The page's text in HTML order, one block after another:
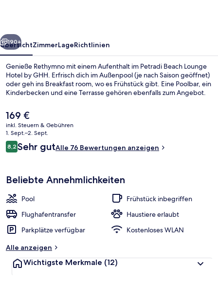
Terrasse/Patio
Weiter
190+
ÜbersichtZimmerLageRichtlinien
Genieße Rethymno mit einem Aufenthalt im Petradi Beach Lounge
Hotel by GHH. Erfrisch dich im Außenpool (je nach Saison geöffnet)
oder geh ins Breakfast room, wo es Frühstück gibt. Eine Poolbar, ein
Kinderbecken und eine Terrasse gehören ebenfalls zum Angebot.
Der
aktuelle
Preis
beträgt
169 €.
169 €
inkl. Steuern & Gebühren
1. Sept.–2. Sept.
Bewertungen
8,28,2 von 10.
Sehr gutAlle 76 Bewertungen anzeigen
Beliebte Annehmlichkeiten
Pool
Frühstück inbegriffen
Flughafentransfer
Haustiere erlaubt
Parkplätze verfügbar
Kostenloses WLAN
Alle anzeigen
Wichtigste Merkmale (12)